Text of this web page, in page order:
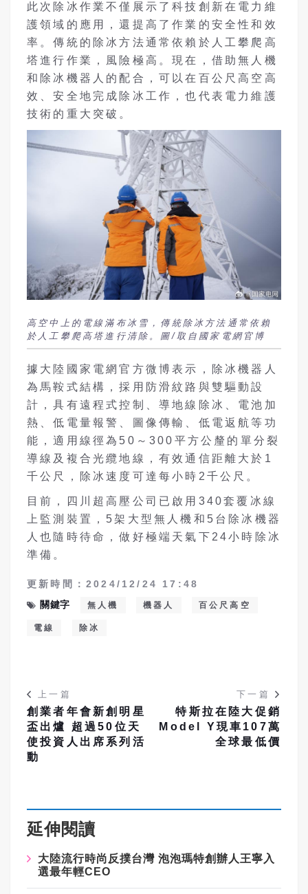
此次除冰作業不僅展示了科技創新在電力維
護領域的應用，還提高了作業的安全性和效
率。傳統的除冰方法通常依賴於人工攀爬高
塔進行作業，風險極高。現在，借助無人機
和除冰機器人的配合，可以在百公尺高空高
效、安全地完成除冰工作，也代表電力維護
技術的重大突破。
高空中上的電線滿布冰雪，傳統除冰方法通常依賴
於人工攀爬高塔進行清除。圖/取自國家電網官博
據大陸國家電網官方微博表示，除冰機器人
為馬鞍式結構，採用防滑紋路與雙驅動設
計，具有遠程式控制、導地線除冰、電池加
熱、低電量報警、圖像傳輸、低電返航等功
能，適用線徑為50～300平方公釐的單分裂
導線及複合光纜地線，有效通信距離大於1
千公尺，除冰速度可達每小時2千公尺。
目前，四川超高壓公司已啟用340套覆冰線
上監測裝置，5架大型無人機和5台除冰機器
人也隨時待命，做好極端天氣下24小時除冰
準備。
更新時間：2024/12/24 17:48
關鍵字
無人機 機器人 百公尺高空
電線 除冰
上一篇
創業者年會新創明星
盃出爐 超過50位天
使投資人出席系列活
動
下一篇
特斯拉在陸大促銷
Model Y現車107萬
全球最低價
延伸閱讀
大陸流行時尚反撲台灣 泡泡瑪特創辦人王寧入
選最年輕CEO